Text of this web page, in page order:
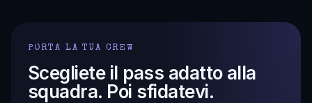
PORTA LA TUA CREW
Scegliete il pass adatto alla
squadra. Poi sfidatevi.